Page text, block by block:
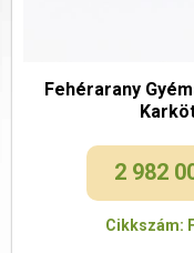
Fehérarany
2 982
Cikkszám: